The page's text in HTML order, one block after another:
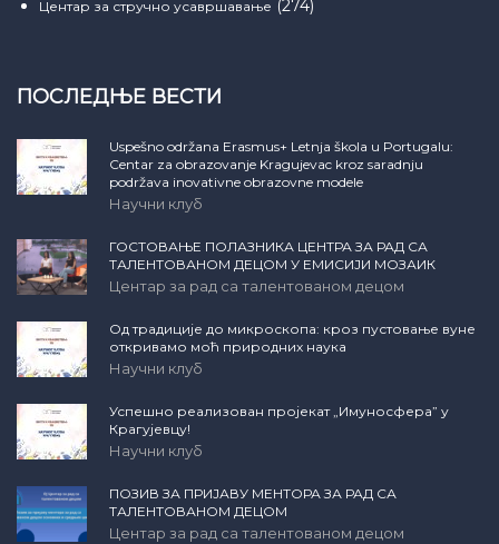
Центар за стручно усавршавање (274)
ПОСЛЕДЊЕ ВЕСТИ
Uspešno održana Erasmus+ Letnja škola u Portugalu:
Centar za obrazovanje Kragujevac kroz saradnju
podržava inovativne obrazovne modele
Научни клуб
ГОСТОВАЊЕ ПОЛАЗНИКА ЦЕНТРА ЗА РАД СА
ТАЛЕНТОВАНОМ ДЕЦОМ У ЕМИСИЈИ МОЗАИК
Центар за рад са талентованом децом
Од традиције до микроскопа: кроз пустовање вуне
откривамо моћ природних наука
Научни клуб
Успешно реализован пројекат „Имуносфера” у
Крагујевцу!
Научни клуб
ПОЗИВ ЗА ПРИЈАВУ МЕНТОРА ЗА РАД СА
ТАЛЕНТОВАНОМ ДЕЦОМ
Центар за рад са талентованом децом